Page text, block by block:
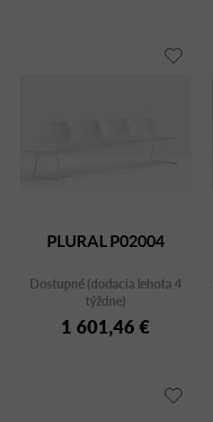
PLURAL P02004
Dostupné (dodacia lehota 4
týždne)
1 601,46 €